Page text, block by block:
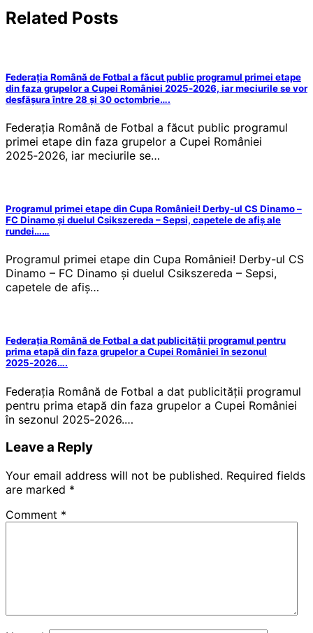
Related Posts
Federația Română de Fotbal a făcut public programul primei etape
din faza grupelor a Cupei României 2025‑2026, iar meciurile se vor
desfășura între 28 și 30 octombrie….
Federația Română de Fotbal a făcut public programul
primei etape din faza grupelor a Cupei României
2025‑2026, iar meciurile se…
Programul primei etape din Cupa României! Derby-ul CS Dinamo –
FC Dinamo și duelul Csikszereda – Sepsi, capetele de afiș ale
rundei……
Programul primei etape din Cupa României! Derby-ul CS
Dinamo – FC Dinamo și duelul Csikszereda – Sepsi,
capetele de afiș…
Federația Română de Fotbal a dat publicității programul pentru
prima etapă din faza grupelor a Cupei României în sezonul
2025‑2026….
Federația Română de Fotbal a dat publicității programul
pentru prima etapă din faza grupelor a Cupei României
în sezonul 2025‑2026.…
Leave a Reply
Your email address will not be published. Required fields
are marked *
Comment *